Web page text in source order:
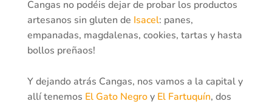
Cangas no podéis dejar de probar los productos
artesanos sin gluten de Isacel: panes,
empanadas, magdalenas, cookies, tartas y hasta
bollos preñaos!
Y dejando atrás Cangas, nos vamos a la capital y
allí tenemos El Gato Negroy El Fartuquín, dos